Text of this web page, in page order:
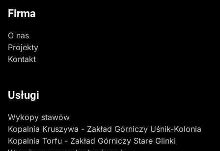
Firma
O nas
Projekty
Kontakt
Usługi
Wykopy stawów
Kopalnia Kruszywa - Zakład Górniczy Uśnik-Kolonia
Kopalnia Torfu - Zakład Górniczy Stare Glinki